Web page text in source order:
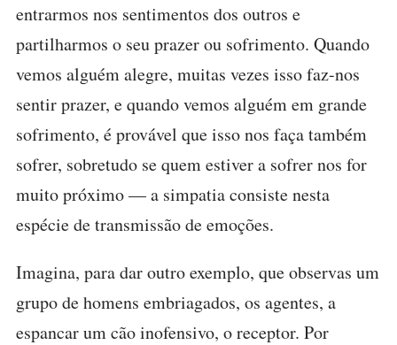
entrarmos nos sentimentos dos outros e
partilharmos o seu prazer ou sofrimento. Quando
vemos alguém alegre, muitas vezes isso faz-nos
sentir prazer, e quando vemos alguém em grande
sofrimento, é provável que isso nos faça também
sofrer, sobretudo se quem estiver a sofrer nos for
muito próximo — a simpatia consiste nesta
espécie de transmissão de emoções.
Imagina, para dar outro exemplo, que observas um
grupo de homens embriagados, os agentes, a
espancar um cão inofensivo, o receptor. Por